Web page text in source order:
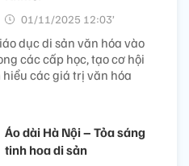
01/11/2025 12:03’
dục di sản văn hóa vào
các cấp học, tạo cơ hội
các giá trị văn hóa
Áo dài Hà Nội – Tỏa sáng
tinh hoa di sản